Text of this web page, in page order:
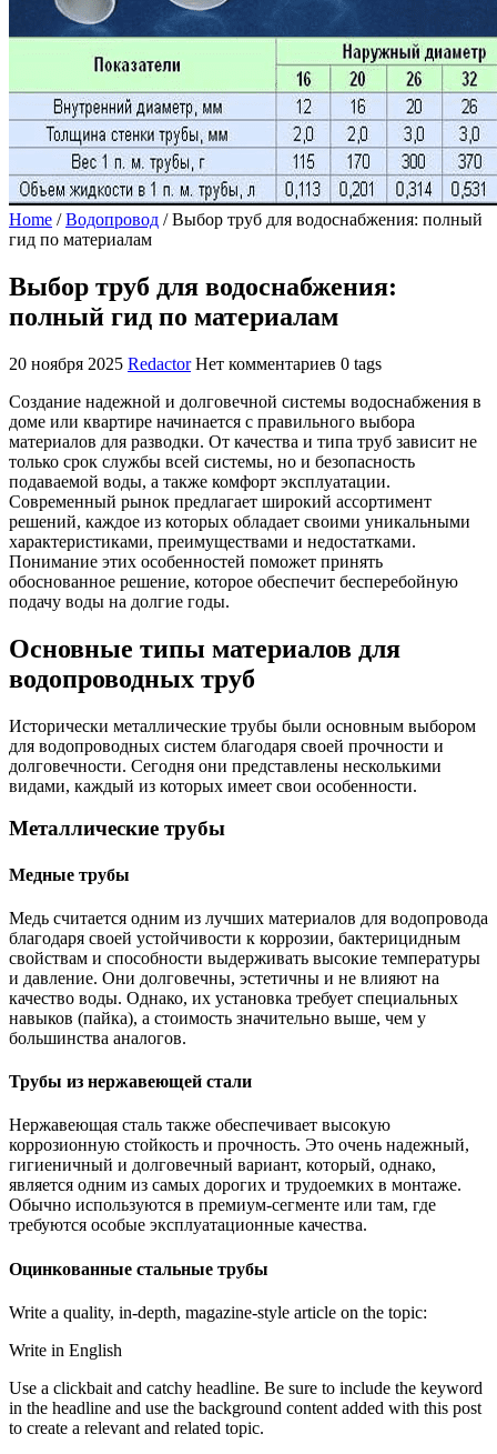
Home /Водопровод /Выбор труб для водоснабжения: полный
гид по материалам
Выбор труб для водоснабжения:
полный гид по материалам
20 ноября 2025 Redactor Нет комментариев 0 tags
Создание надежной и долговечной системы водоснабжения в
доме или квартире начинается с правильного выбора
материалов для разводки. От качества и типа труб зависит не
только срок службы всей системы, но и безопасность
подаваемой воды, а также комфорт эксплуатации.
Современный рынок предлагает широкий ассортимент
решений, каждое из которых обладает своими уникальными
характеристиками, преимуществами и недостатками.
Понимание этих особенностей поможет принять
обоснованное решение, которое обеспечит бесперебойную
подачу воды на долгие годы.
Основные типы материалов для
водопроводных труб
Исторически металлические трубы были основным выбором
для водопроводных систем благодаря своей прочности и
долговечности. Сегодня они представлены несколькими
видами, каждый из которых имеет свои особенности.
Металлические трубы
Медные трубы
Медь считается одним из лучших материалов для водопровода
благодаря своей устойчивости к коррозии, бактерицидным
свойствам и способности выдерживать высокие температуры
и давление. Они долговечны, эстетичны и не влияют на
качество воды. Однако, их установка требует специальных
навыков (пайка), а стоимость значительно выше, чем у
большинства аналогов.
Трубы из нержавеющей стали
Нержавеющая сталь также обеспечивает высокую
коррозионную стойкость и прочность. Это очень надежный,
гигиеничный и долговечный вариант, который, однако,
является одним из самых дорогих и трудоемких в монтаже.
Обычно используются в премиум-сегменте или там, где
требуются особые эксплуатационные качества.
Оцинкованные стальные трубы
Write a quality, in-depth, magazine-style article on the topic:
Write in English
Use a clickbait and catchy headline. Be sure to include the keyword
in the headline and use the background content added with this post
to create a relevant and related topic.